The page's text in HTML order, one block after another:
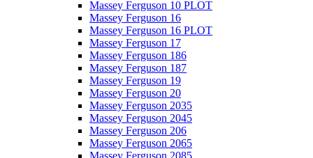
Massey Ferguson 10 PLOT
Massey Ferguson 16
Massey Ferguson 16 PLOT
Massey Ferguson 17
Massey Ferguson 186
Massey Ferguson 187
Massey Ferguson 19
Massey Ferguson 20
Massey Ferguson 2035
Massey Ferguson 2045
Massey Ferguson 206
Massey Ferguson 2065
Massey Ferguson 2085